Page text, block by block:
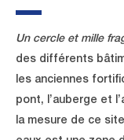
Un cercle et mille
des différents
les anciennes
pont, l’auberge et
la mesure de ce